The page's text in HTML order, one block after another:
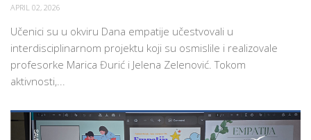
APRIL 02, 2026
Učenici su u okviru Dana empatije učestvovali u
interdisciplinarnom projektu koji su osmislile i realizovale
profesorke Marica Đurić i Jelena Zelenović. Tokom
aktivnosti,...